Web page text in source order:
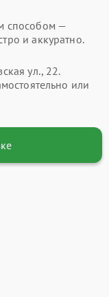
способом —
и аккуратно.
ул., 22.
или